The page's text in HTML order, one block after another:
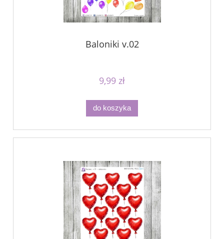
Baloniki v.02
9,99 zł
do koszyka